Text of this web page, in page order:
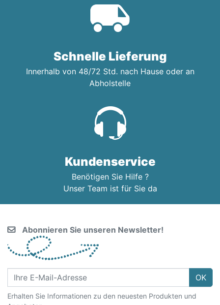
Schnelle Lieferung
Innerhalb von 48/72 Std. nach Hause oder an
Abholstelle
Kundenservice
Benötigen Sie Hilfe ?
Unser Team ist für Sie da
Abonnieren Sie unseren Newsletter!
OK
Erhalten Sie Informationen zu den neuesten Produkten und